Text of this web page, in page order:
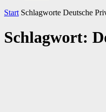
Start Schlagworte Deutsche
Schlagwort: